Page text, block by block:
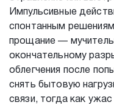
Импульсивные
спонтанным
прощание —
окончательному
облегчения после
снять бытовую
связи, тогда как